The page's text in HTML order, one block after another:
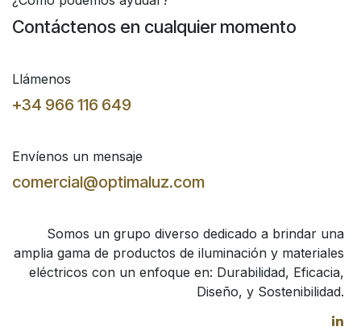
Contáctenos en cualquier momento
Llámenos
+34 966 116 649
Envíenos un mensaje
comercial@optimaluz.com
Somos un grupo diverso dedicado a brindar una
amplia gama de productos de iluminación y materiales
eléctricos con un enfoque en: Durabilidad, Eficacia,
Diseño, y Sostenibilidad.